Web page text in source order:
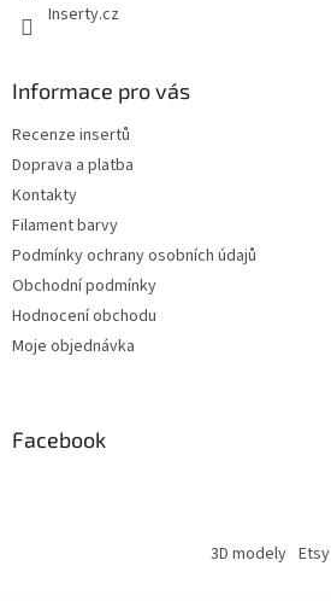
Inserty.cz
Informace pro vás
Recenze insertů
Doprava a platba
Kontakty
Filament barvy
Podmínky ochrany osobních údajů
Obchodní podmínky
Hodnocení obchodu
Moje objednávka
Facebook
3D modely Etsy